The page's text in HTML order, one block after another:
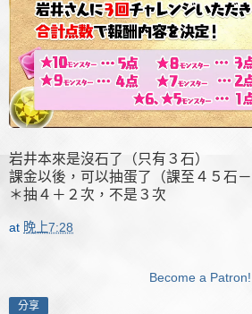
岩井本來是沒石了（只有３石）
課金以後，可以抽蛋了（課至４５石－
＊抽４＋２次，不是３次
at 晚上7:28
Become a Patron!
分享